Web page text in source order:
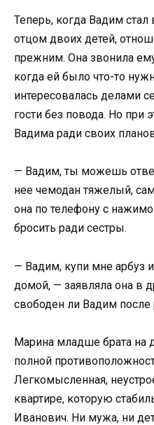
Теперь, когда Вадим
отцом двоих детей,
прежним. Она звонила
когда ей было что-то
интересовалась делами
гости без повода. Но при
Вадима ради своих
— Вадим, ты можешь
нее чемодан тяжелый,
она по телефону с
бросить ради сестры.
— Вадим, купи мне арбуз
домой, — заявляла она в
свободен ли Вадим после
Марина младше брата на
полной
Легкомысленная,
квартире, которую
Иванович. Ни мужа, ни